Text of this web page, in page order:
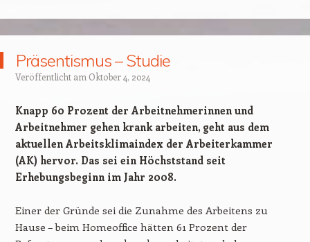
Präsentismus – Studie
Veröffentlicht am Oktober 4, 2024
Knapp 60 Prozent der Arbeitnehmerinnen und
Arbeitnehmer gehen krank arbeiten, geht aus dem
aktuellen Arbeitsklimaindex der Arbeiterkammer
(AK) hervor. Das sei ein Höchststand seit
Erhebungsbeginn im Jahr 2008.
Einer der Gründe sei die Zunahme des Arbeitens zu
Hause – beim Homeoffice hätten 61 Prozent der